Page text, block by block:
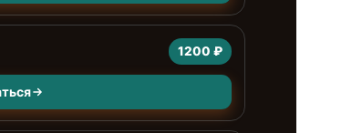
1200 ₽